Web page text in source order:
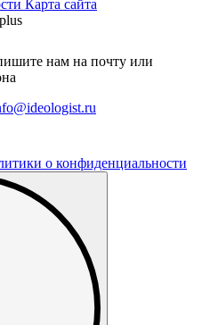
Карта сайта
нам на почту или
о конфиденциальности